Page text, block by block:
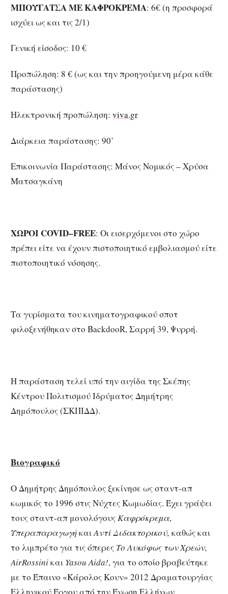
ΜΠΟΥΓΑΤΣΑ ΜΕ ΚΑΦΡΟΚΡΕΜΑ: 6€ (η προσφορά
ισχύει ως και τις 2/1)
Γενική είσοδος: 10 €
Προπώληση: 8 € (ως και την προηγούμενη μέρα κάθε
παράστασης)
Ηλεκτρονική προπώληση: viva.gr
Διάρκεια παράστασης: 90’
Επικοινωνία Παράστασης: Μάνος Νομικός – Χρύσα
Ματσαγκάνη
ΧΩΡΟΙ COVID–FREE: Οι εισερχόμενοι στο χώρο
πρέπει είτε να έχουν πιστοποιητικό εμβολιασμού είτε
πιστοποιητικό νόσησης.
Τα γυρίσματα του κινηματογραφικού σποτ
φιλοξενήθηκαν στο BackdooR, Σαρρή 39, Ψυρρή.
Η παράσταση τελεί υπό την αιγίδα της Σκέπης
Κέντρου Πολιτισμού Ιδρύματος Δημήτρης
Δημόπουλος (ΣΚΠΙΔΔ).
Βιογραφικό
Ο Δημήτρης Δημόπουλος ξεκίνησε ως σταντ-απ
κωμικός το 1996 στις Νύχτες Κωμωδίας. Έχει γράψει
τους σταντ-απ μονολόγουςΚαφρόκρεμα,
ΥπεραπαραγωγήκαιΑντί Διδακτορικού, καθώς και
το λιμπρέτο για τις όπερες Το Λυκόφως των Χρεών,
ΑirRossiniκαι Yasou Aida!, για το οποίο βραβεύτηκε
με το Έπαινο «Κάρολος Κουν» 2012 Δραματουργίας